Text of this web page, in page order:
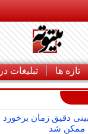
تازه ها تبلیغات
دقیق زمان
ممکن شد